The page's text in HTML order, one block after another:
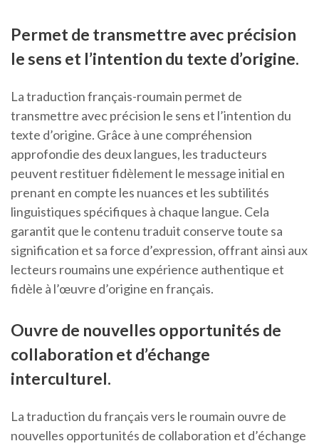
Permet de transmettre avec précision
le sens et l’intention du texte d’origine.
La traduction français-roumain permet de
transmettre avec précision le sens et l’intention du
texte d’origine. Grâce à une compréhension
approfondie des deux langues, les traducteurs
peuvent restituer fidèlement le message initial en
prenant en compte les nuances et les subtilités
linguistiques spécifiques à chaque langue. Cela
garantit que le contenu traduit conserve toute sa
signification et sa force d’expression, offrant ainsi aux
lecteurs roumains une expérience authentique et
fidèle à l’œuvre d’origine en français.
Ouvre de nouvelles opportunités de
collaboration et d’échange
interculturel.
La traduction du français vers le roumain ouvre de
nouvelles opportunités de collaboration et d’échange